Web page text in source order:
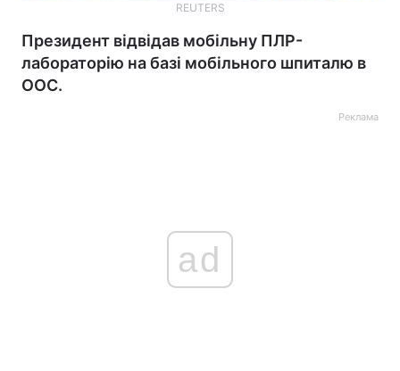
REUTERS
Президент відвідав мобільну ПЛР-
лабораторію на базі мобільного шпиталю в
ООС.
Реклама
ad